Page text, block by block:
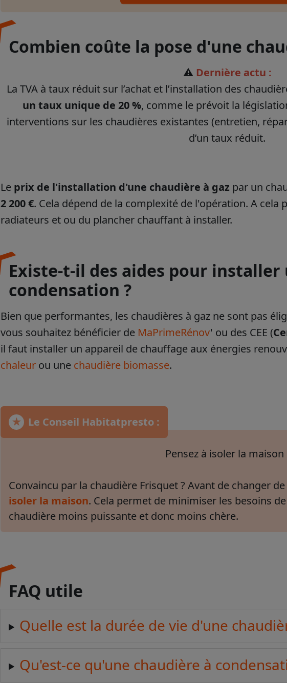
Combien coûte la pose d'une
⚠️ Dernière actu :
La TVA à taux réduit sur l’achat et l’installation des
un taux unique de 20 %, comme le prévoit la
interventions sur les chaudières existantes (entretien,
d’un taux réduit.
Le prix de l'installation d'une chaudière à gaz par un
2 200 €. Cela dépend de la complexité de l'opération. A cela
radiateurs et ou du plancher chauffant à installer.
Existe-t-il des aides pour installer
condensation ?
Bien que performantes, les chaudières à gaz ne sont pas
vous souhaitez bénéficier de MaPrimeRénov' ou des CEE (
il faut installer un appareil de chauffage aux énergies
chaleur ou une chaudière biomasse.
Le Conseil Habitatpresto :
Pensez à isoler la maison
Convaincu par la chaudière Frisquet ? Avant de changer
isoler la maison. Cela permet de minimiser les besoins
chaudière moins puissante et donc moins chère.
FAQ utile
Quelle est la durée de vie d'une
Qu'est-ce qu'une chaudière à